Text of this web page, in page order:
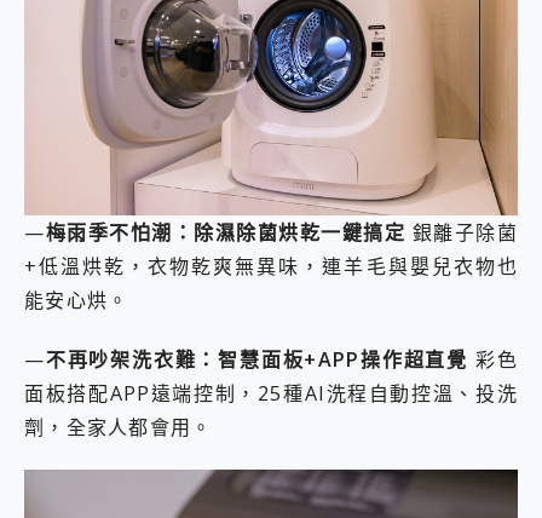
—梅雨季不怕潮：除濕除菌烘乾一鍵搞定 銀離子除菌
+低溫烘乾，衣物乾爽無異味，連羊毛與嬰兒衣物也
能安心烘。
—不再吵架洗衣難：智慧面板+APP操作超直覺 彩色
面板搭配APP遠端控制，25種AI洗程自動控溫、投洗
劑，全家人都會用。